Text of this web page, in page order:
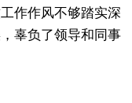
作作风不够踏实深
辜负了领导和同事